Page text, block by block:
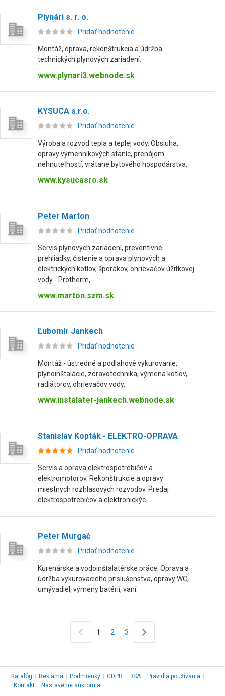
Plynári s. r. o.
Pridať hodnotenie
Montáž, oprava, rekonštrukcia a údržba
technických plynových zariadení.
www.plynari3.webnode.sk
KYSUCA s.r.o.
Pridať hodnotenie
Výroba a rozvod tepla a teplej vody. Obsluha,
opravy výmenníkových staníc, prenájom
nehnuteľností, vrátane bytového hospodárstva.
www.kysucasro.sk
Peter Marton
Pridať hodnotenie
Servis plynových zariadení, preventívne
prehliadky, čistenie a oprava plynových a
elektrických kotlov, šporákov, ohrievačov úžitkovej
vody - Protherm,...
www.marton.szm.sk
Ľubomír Jankech
Pridať hodnotenie
Montáž - ústredné a podlahové vykurovanie,
plynoinštalácie, zdravotechnika, výmena kotlov,
radiátorov, ohrievačov vody.
www.instalater-jankech.webnode.sk
Stanislav Kopták - ELEKTRO-OPRAVA
Pridať hodnotenie
Servis a oprava elektrospotrebičov a
elektromotorov. Rekonštrukcie a opravy
miestnych rozhlasových rozvodov. Predaj
elektrospotrebičov a elektronickýc...
Peter Murgač
Pridať hodnotenie
Kurenárske a vodoinštalatérske práce. Oprava a
údržba vykurovacieho príslušenstva, opravy WC,
umývadiel, výmeny batérií, vaní.
1 2 3
Katalóg Reklama Podmienky GDPR DSA Pravidlá používania
Kontakt
Nastavenie súkromia